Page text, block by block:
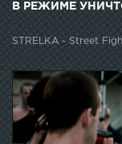
В РЕЖИМЕ
STRELKA - Street